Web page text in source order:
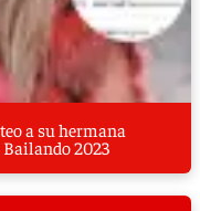
a su hermana
2023